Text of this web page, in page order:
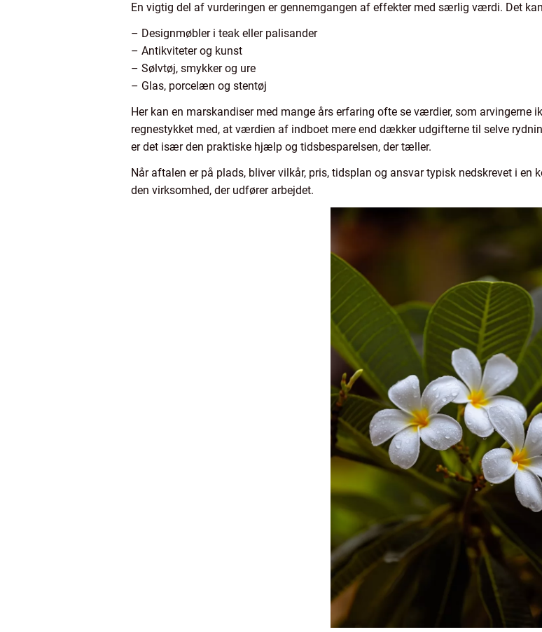
En vigtig del af vurderingen er gennemgangen af effekter med særlig værdi. Det
– Designmøbler i teak eller palisander
– Antikviteter og kunst
– Sølvtøj, smykker og ure
– Glas, porcelæn og stentøj
Her kan en marskandiser med mange års erfaring ofte se værdier, som
regnestykket med, at værdien af indboet mere end dækker udgifterne til selve
er det især den praktiske hjælp og tidsbesparelsen, der tæller.
Når aftalen er på plads, bliver vilkår, pris, tidsplan og ansvar typisk nedskrevet i en
den virksomhed, der udfører arbejdet.